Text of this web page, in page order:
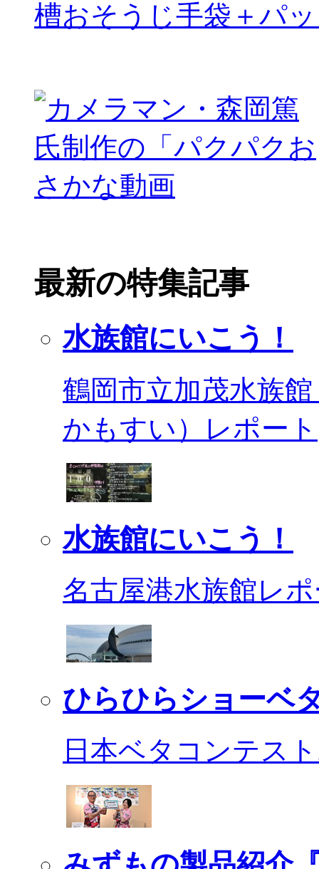
槽おそうじ手袋＋パ
最新の特集記事
水族館にいこう！
鶴岡市立加茂水族
かもすい）レポート
水族館にいこう！
名古屋港水族館レ
ひらひらショーベ
日本ベタコンテス